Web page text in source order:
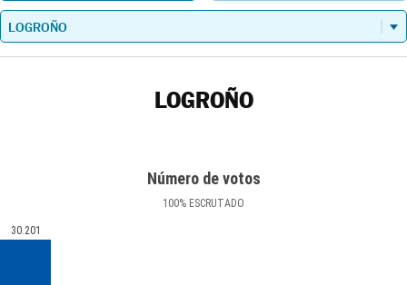
LOGROÑO
Número de votos
100% ESCRUTADO
30.201